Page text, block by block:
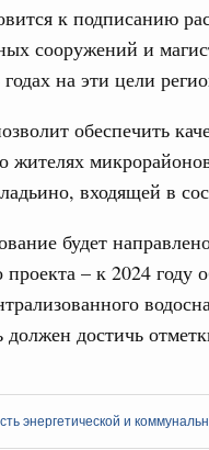
к подписанию
сооружений и
на эти цели
обеспечить
жителях
входящей в
будет
проекта – к 2024 году
должен достичь
энергетической и
с
рабочую
и
туризм
110
регионах